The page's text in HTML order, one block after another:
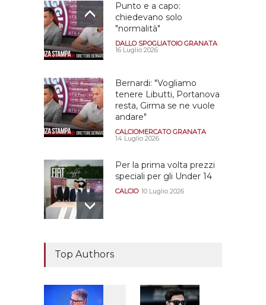
Punto e a capo:
chiedevano solo
"normalità"
DALLO SPOGLIATOIO GRANATA
16 Luglio 2026
Bernardi: "Vogliamo
tenere Libutti, Portanova
resta, Girma se ne vuole
andare"
CALCIOMERCATO GRANATA
14 Luglio 2026
Per la prima volta prezzi
speciali per gli Under 14
CALCIO 10 Luglio 2026
Top Authors